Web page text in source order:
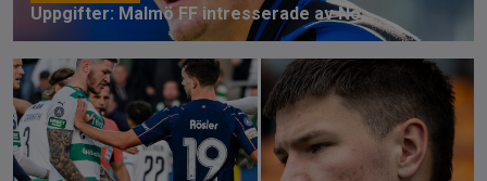
Uppgifter: Malmö FF intresserade av Noel Milleskog